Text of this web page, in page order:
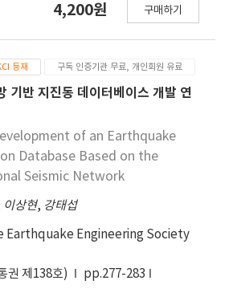
안전에 더 많은 주의가 요구된다.
상관성을 파악하기 위해 매우 중요하
. 그러나, 목적, 시기, 연구자 및 측정
하여 서로 다른 형식에 따라 생산되
의 호환성의 문제로 인하여 특정
신속하게 조회해야 하거나 인구집단
분석 내지는 다른 국가의 자료와 비교
고 있다. 따라서, 본 연구에서는 HBM
성을 증진하게 시킬 목적으로 지식
하였다. 지식 모델링은 HBM 데이터의
을 그룹화하고 관계를 분석하여 2차
및 집합론에 기초한 방법론인 관계형
기법을 활용하여 실시하였다. 지식 모
4,200원 구매하기
등재 구독 인증기관 무료, 개인회원 유료
기반 지진동 데이터베이스 개발 연
of an Earthquake
Database Based on the
Seismic Network
이상현, 강태섭
Earthquake Engineering Society
권 제138호)
pp.277-283